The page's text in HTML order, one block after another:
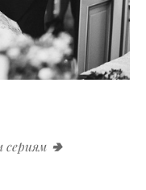
сериям 🢂